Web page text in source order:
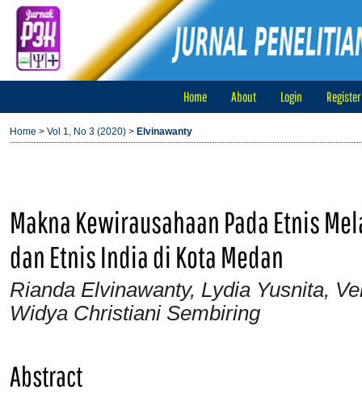
Home About Login Register
Home > Vol 1, No 3 (2020) > Elvinawanty
Makna Kewirausahaan Pada Etnis
dan Etnis India di Kota Medan
Rianda Elvinawanty, Lydia Yusnita,
Widya Christiani Sembiring
Abstract